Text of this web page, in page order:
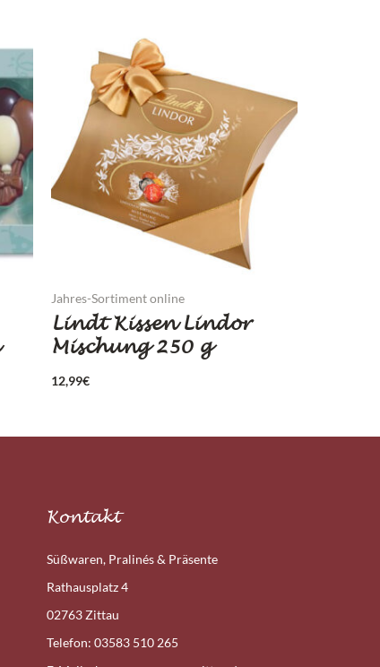
Jahres-Sortiment online
Lindt Kissen Lindor
Mischung 250 g
12,99€
Kontakt
Süßwaren, Pralinés & Präsente
Rathausplatz 4
02763 Zittau
Telefon: 03583 510 265